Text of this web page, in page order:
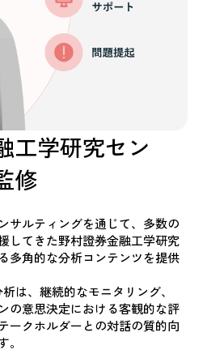
工学研究セン
修
サルティングを通じて、多数の
してきた野村證券金融工学研究
多角的な分析コンテンツを提供
は、継続的なモニタリング、
の意思決定における客観的な評
ークホルダーとの対話の質的向